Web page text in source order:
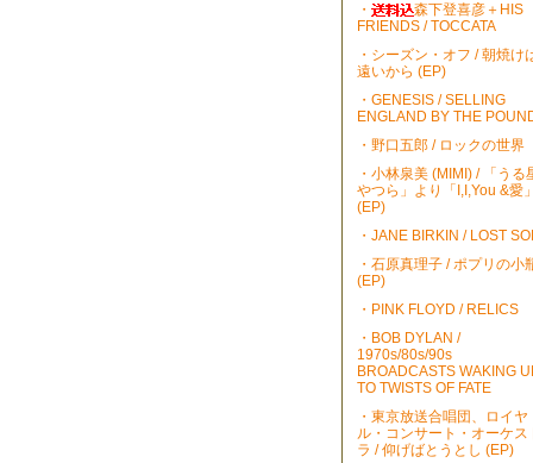
・
森下登喜彦＋HIS
FRIENDS / TOCCATA
・シーズン・オフ / 朝焼け
遠いから (EP)
・GENESIS / SELLING
ENGLAND BY THE
・野口五郎 / ロックの世界
・小林泉美 (MIMI) / 「うる
やつら」より「I,I,You &愛」
(EP)
・JANE BIRKIN / LOST
・石原真理子 / ポプリの小
(EP)
・PINK FLOYD / RELICS
・BOB DYLAN /
1970s/80s/90s
BROADCASTS WAKING
TO TWISTS OF FATE
・東京放送合唱団、ロイヤ
ル・コンサート・オーケス
ラ / 仰げばとうとし (EP)